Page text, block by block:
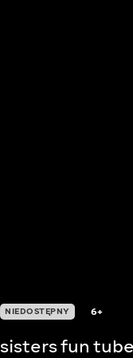
NIEDOSTĘPNY 6+
sisters fun